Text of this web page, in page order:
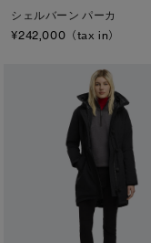
シェルバーン パーカ
¥242,000（tax in）